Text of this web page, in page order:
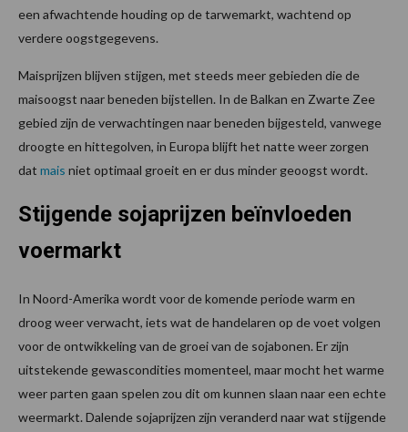
een afwachtende houding op de tarwemarkt, wachtend op
verdere oogstgegevens.
Maisprijzen blijven stijgen, met steeds meer gebieden die de
maisoogst naar beneden bijstellen. In de Balkan en Zwarte Zee
gebied zijn de verwachtingen naar beneden bijgesteld, vanwege
droogte en hittegolven, in Europa blijft het natte weer zorgen
dat mais niet optimaal groeit en er dus minder geoogst wordt.
Stijgende sojaprijzen beïnvloeden
voermarkt
In Noord-Amerika wordt voor de komende periode warm en
droog weer verwacht, iets wat de handelaren op de voet volgen
voor de ontwikkeling van de groei van de sojabonen. Er zijn
uitstekende gewascondities momenteel, maar mocht het warme
weer parten gaan spelen zou dit om kunnen slaan naar een echte
weermarkt. Dalende sojaprijzen zijn veranderd naar wat stijgende